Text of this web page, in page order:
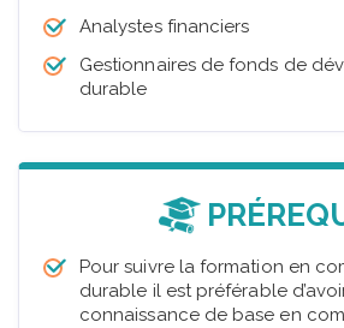
Analystes financiers
Gestionnaires de fonds de
durable
Pour suivre la formation en
durable il est préférable
connaissance de base en